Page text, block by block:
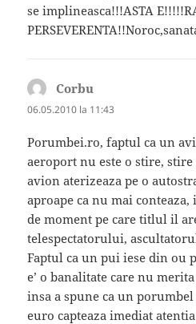
se implineasca!!!ASTA
Corbu
06.05.2010 la 11:43
Porumbei.ro, faptul ca un
aeroport nu este o stire,
avion aterizeaza pe o
aproape ca nu mai
de moment pe care titlul il
telespectatorului,
Faptul ca un pui iese din ou
e’ o banalitate care nu
insa a spune ca un porumbel
euro capteaza imediat